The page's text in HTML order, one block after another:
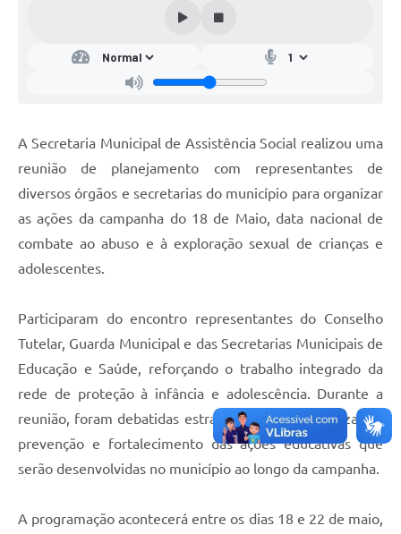
A Secretaria Municipal de Assistência Social realizou uma
reunião de planejamento com representantes de
diversos órgãos e secretarias do município para organizar
as ações da campanha do 18 de Maio, data nacional de
combate ao abuso e à exploração sexual de crianças e
adolescentes.
Participaram do encontro representantes do Conselho
Tutelar, Guarda Municipal e das Secretarias Municipais de
Educação e Saúde, reforçando o trabalho integrado da
rede de proteção à infância e adolescência. Durante a
reunião, foram debatidas estratégias de conscientização,
prevenção e fortalecimento das ações educativas que
serão desenvolvidas no município ao longo da campanha.
A programação acontecerá entre os dias 18 e 22 de maio,